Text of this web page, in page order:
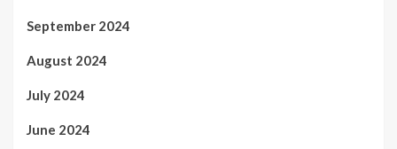
September 2024
August 2024
July 2024
June 2024